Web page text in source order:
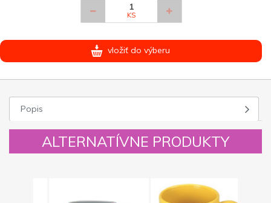
KS
vložiť do výberu
Popis
ALTERNATÍVNE PRODUKTY